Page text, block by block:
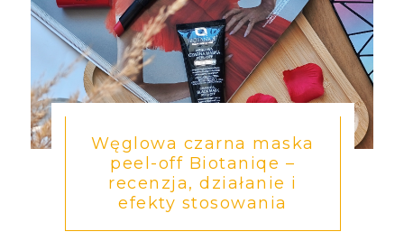
Węglowa czarna maska
peel-off Biotaniqe –
recenzja, działanie i
efekty stosowania